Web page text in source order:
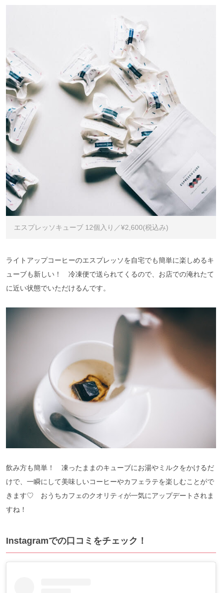
エスプレッソキューブ 12個入り／¥2,600(税込み)
ライトアップコーヒーのエスプレッソを自宅でも簡単に楽しめるキ
ューブも新しい！ 冷凍便で送られてくるので、お店での淹れたて
に近い状態でいただけるんです。
飲み方も簡単！ 凍ったままのキューブにお湯やミルクをかけるだ
けで、一瞬にして美味しいコーヒーやカフェラテを楽しむことがで
きます♡ おうちカフェのクオリティが一気にアップデートされま
すね！
Instagramでの口コミをチェック！